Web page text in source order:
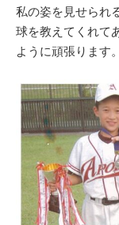
私の姿を見せられ
球を教えてくれて
ように頑張ります。